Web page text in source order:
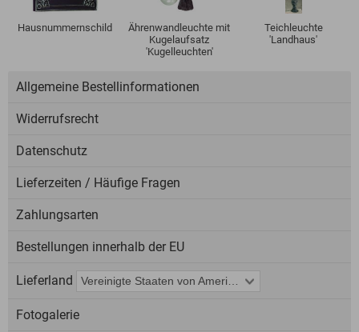
Hausnummernschild
Ährenwandleuchte mit
Kugelaufsatz
'Kugelleuchten'
Teichleuchte
'Landhaus'
Allgemeine Bestellinformationen
Widerrufsrecht
Datenschutz
Lieferzeiten / Häufige Fragen
Zahlungsarten
Bestellungen innerhalb der EU
Lieferland
Fotogalerie